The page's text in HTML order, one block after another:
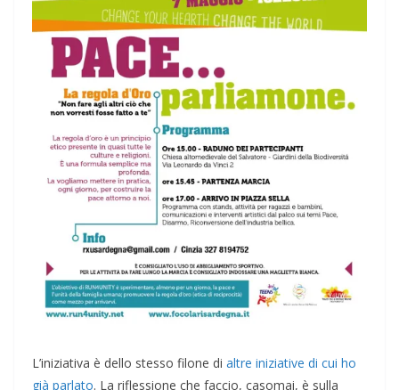
L’iniziativa è dello stesso filone di altre iniziative di cui ho
già parlato. La riflessione che faccio, casomai, è sulla